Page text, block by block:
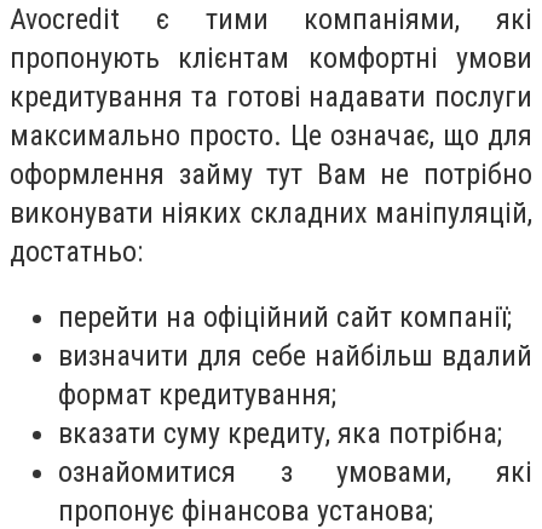
Avocredit є тими компаніями, які
пропонують клієнтам комфортні умови
кредитування та готові надавати послуги
максимально просто. Це означає, що для
оформлення займу тут Вам не потрібно
виконувати ніяких складних маніпуляцій,
достатньо:
перейти на офіційний сайт компанії;
визначити для себе найбільш вдалий
формат кредитування;
вказати суму кредиту, яка потрібна;
ознайомитися з умовами, які
пропонує фінансова установа;